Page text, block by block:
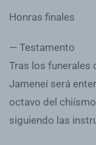
Honras finales
— Testamento
Tras los funerales
Jameneí será
octavo del
siguiendo las